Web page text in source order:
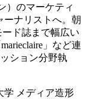
）のマーケティ
ーナリストへ。朝
ド誌まで幅広い
」など連
ション分野執
学 メディア造形